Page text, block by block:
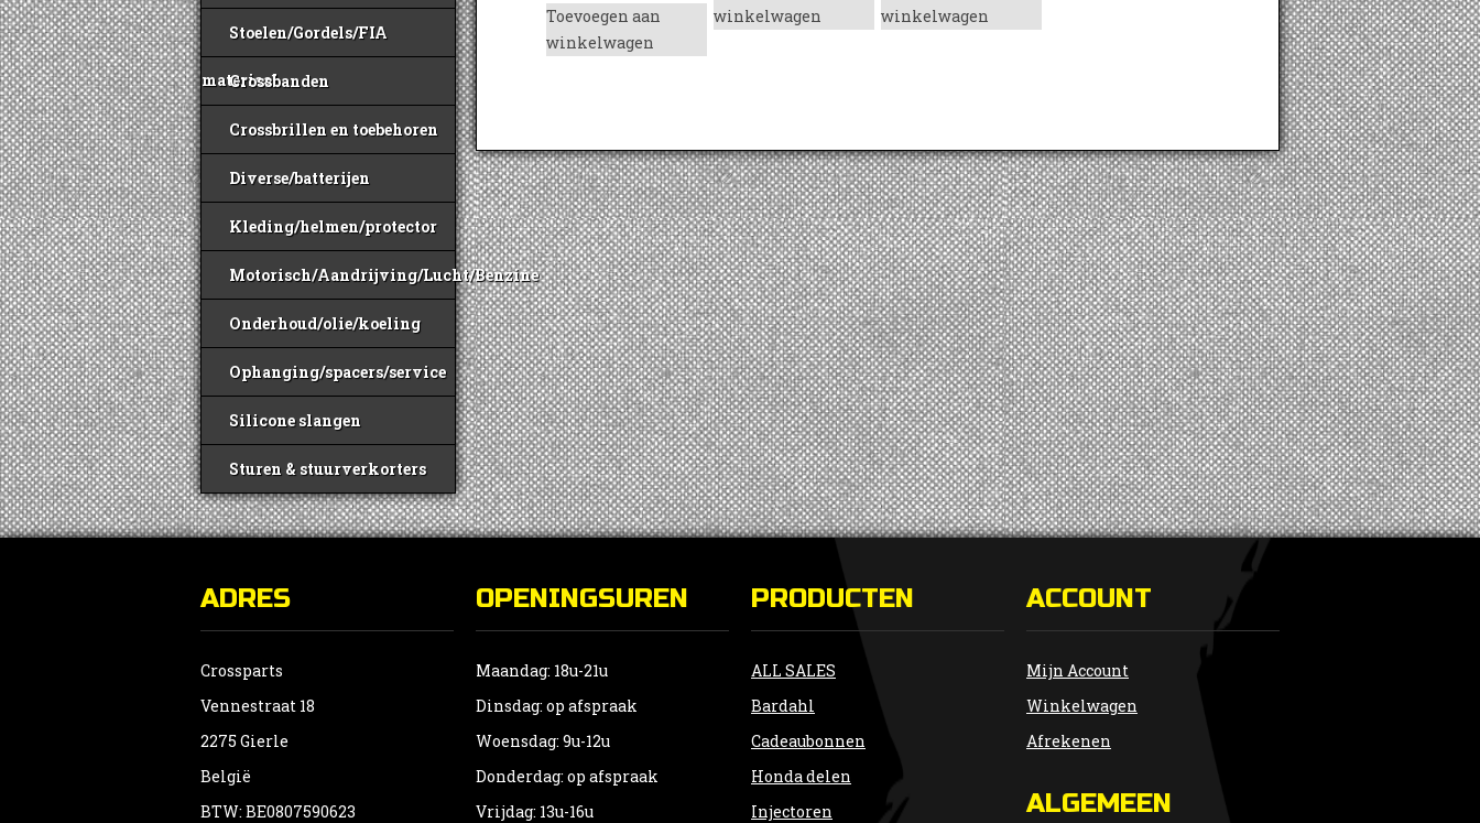
Stoelen/Gordels/FIA
materiaal
Crossbanden
Crossbrillen en toebehoren
Diverse/batterijen
Kleding/helmen/protector
Motorisch/Aandrijving/Lucht/Benzine
Onderhoud/olie/koeling
Ophanging/spacers/service
Silicone slangen
Sturen & stuurverkorters
Toevoegen aan
winkelwagen
winkelwagen
winkelwagen
ADRES
Crossparts
Vennestraat 18
2275 Gierle
België
BTW: BE0807590623
OPENINGSUREN
Maandag: 18u-21u
Dinsdag: op afspraak
Woensdag: 9u-12u
Donderdag: op afspraak
Vrijdag: 13u-16u
PRODUCTEN
ALL SALES
Bardahl
Cadeaubonnen
Honda delen
Injectoren
ACCOUNT
Mijn Account
Winkelwagen
Afrekenen
ALGEMEEN